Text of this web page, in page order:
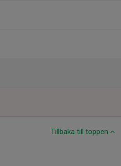
Tillbaka till toppen